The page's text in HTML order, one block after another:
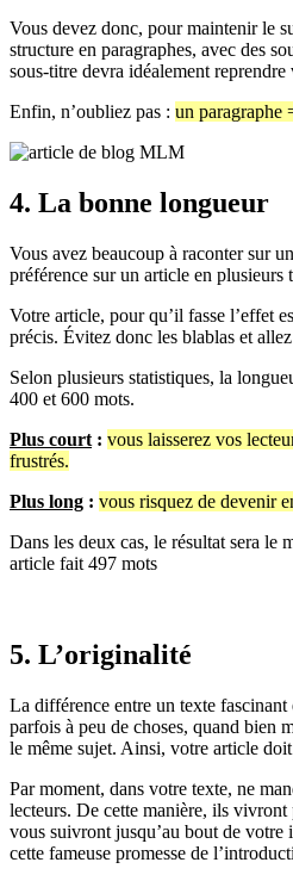
Vous devez donc, pour maintenir le
structure en paragraphes, avec des
sous-titre devra idéalement
Enfin, n’oubliez pas : un paragraphe
4. La bonne longueur
Vous avez beaucoup à raconter sur
préférence sur un article en plusieurs
Votre article, pour qu’il fasse l’effet
précis. Évitez donc les blablas et allez
Selon plusieurs statistiques, la
400 et 600 mots.
Plus court : vous laisserez vos
frustrés.
Plus long : vous risquez de devenir
Dans les deux cas, le résultat sera le
article fait 497 mots
5. L’originalité
La différence entre un texte
parfois à peu de choses, quand bien
le même sujet. Ainsi, votre article
Par moment, dans votre texte, ne
lecteurs. De cette manière, ils
vous suivront jusqu’au bout de votre
cette fameuse promesse de